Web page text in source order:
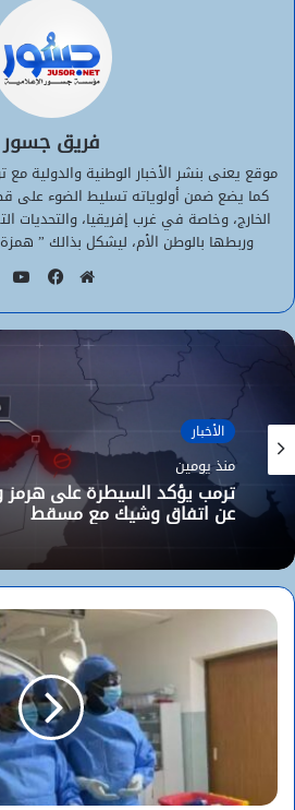
فريق جسور
موقع يعنى بنشر الأخبار الوطنية والدولية
كما يضع ضمن أولوياته تسليط الضوء على
الخارج، وخاصة في غرب إفريقيا، والتحديات
وربطها بالوطن الأم، ليشكل بذالك ”
الويب
الأخبار
منذ يومين
ترمب يؤكد السيطرة على
عن اتفاق وشيك مع مسقط